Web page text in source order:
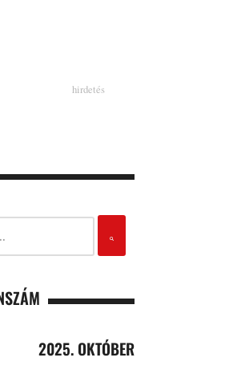
2025. OKTÓBER